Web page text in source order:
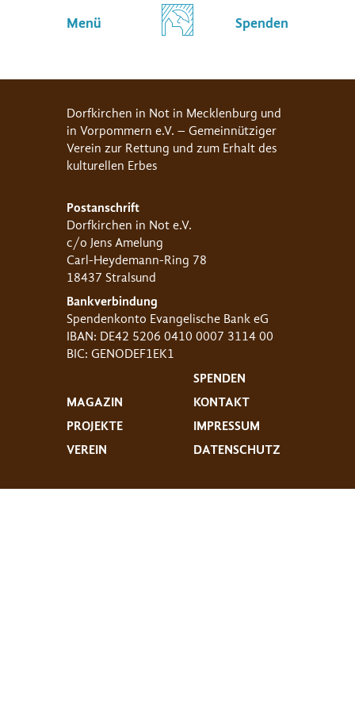
Menü Spenden
Dorfkirchen in Not in Mecklenburg und
in Vorpommern e.V. – Gemeinnütziger
Verein zur Rettung und zum Erhalt des
kulturellen Erbes
Postanschrift
Dorfkirchen in Not e.V.
c/o Jens Amelung
Carl-Heydemann-Ring 78
18437 Stralsund
Bankverbindung
Spendenkonto Evangelische Bank eG
IBAN: DE42 5206 0410 0007 3114 00
BIC: GENODEF1EK1
MAGAZIN
PROJEKTE
VEREIN
SPENDEN
KONTAKT
IMPRESSUM
DATENSCHUTZ